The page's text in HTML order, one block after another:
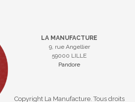
LA MANUFACTURE
9, rue Angellier
59000 LILLE
Pandore
Copyright La Manufacture. Tous droits